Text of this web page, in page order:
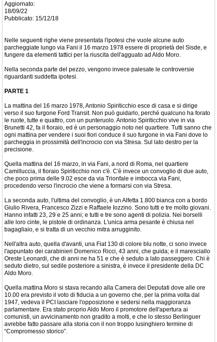
Aggiornato:
18/09/22
Pubblicato: 15/12/18
Nelle seguenti righe viene presentata l'ipotesi che vuole alcune auto
parcheggiate lungo via Fani il 16 marzo 1978 essere di proprietà del Sisde, e
fungere da elementi tattici per la riuscita dell'agguato ad Aldo Moro.
Nella seconda parte del pezzo, vengono invece palesate le controversie
riguardanti suddetta ipotesi.
PARTE 1
La mattina del 16 marzo 1978, Antonio Spiriticchio esce di casa e si dirige
verso il suo furgone Ford Transit. Non può guidarlo, perché qualcuno ha forato
le ruote, tutte e quattro, con un punteruolo. Antonio Spiriticchio vive in via
Brunetti 42, fa il fioraio, ed è un personaggio noto nel quartiere. Tutti sanno che
ogni mattina per vendere i suoi fiori conduce il suo furgone in via Fani dove lo
parcheggia in prossimità dell'incrocio con via Stresa. Sul lato destro per la
precisione.
Quella mattina del 16 marzo, in via Fani, a nord di Roma, nel quartiere
Camilluccia, il fioraio Spiriticchio non c'è. C'è invece un convoglio di due auto,
che poco prima delle 9.02 esce da via Trionfale e imbocca via Fani,
procedendo verso l'incrocio che viene a formarsi con via Stresa.
La seconda auto, l'ultima del convoglio, è un Alfetta 1.800 bianca con a bordo
Giulio Rivera, Francesco Zizzi e Raffaele Iozzino. Sono tutti e tre molto giovani.
Hanno infatti 23, 29 e 25 anni; e tutti e tre sono agenti di polizia. Nei borselli
alle loro cinte, le pistole di ordinanza. L'unica arma pesante è chiusa nel
bagagliaio, e si tratta di un vecchio mitra arrugginito.
Nell'altra auto, quella d'avanti, una Fiat 130 di colore blu notte, ci sono invece
l'appuntato dei carabinieri Domenico Ricci, 43 anni, che guida; e il maresciallo
Oreste Leonardi, che di anni ne ha 51 e che è seduto a lato passeggero. Chi è
seduto dietro, sul sedile posteriore a sinistra, è invece il presidente della DC
Aldo Moro.
Quella mattina Moro si stava recando alla Camera dei Deputati dove alle ore
10.00 era previsto il voto di fiducia a un governo che, per la prima volta dal
1947, vedeva il PCI lasciare l'opposizione e sedersi nella maggioranza
parlamentare. Era stato proprio Aldo Moro il promotore dell'apertura ai
comunisti, un avvicinamento non gradito a molti, e che lo stesso Berlinguer
avrebbe fatto passare alla storia con il non troppo lusinghiero termine di
“Compromesso storico”.